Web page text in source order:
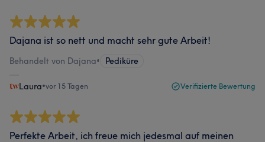
Dajana ist so nett und macht sehr gute Arbeit!
Behandelt von Dajana• Pediküre
Laura•vor 15 Tagen Verifizierte Bewertung
Perfekte Arbeit, ich freue mich jedesmal auf meinen